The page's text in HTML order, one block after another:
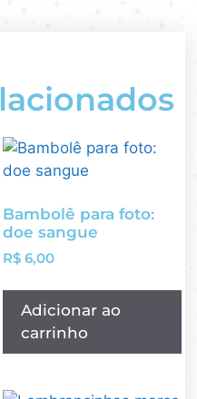
Bambolê para foto:
doe sangue
R$ 6,00
Adicionar ao
carrinho